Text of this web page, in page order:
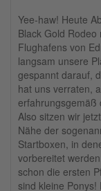
Yee-haw! Heute
Black Gold
Flughafens von
langsam unsere
gespannt darauf,
hat uns verraten,
erfahrungsgemäß
Also sitzen wir
Nähe der
Startboxen, in
vorbereitet
schon die ersten
sind kleine